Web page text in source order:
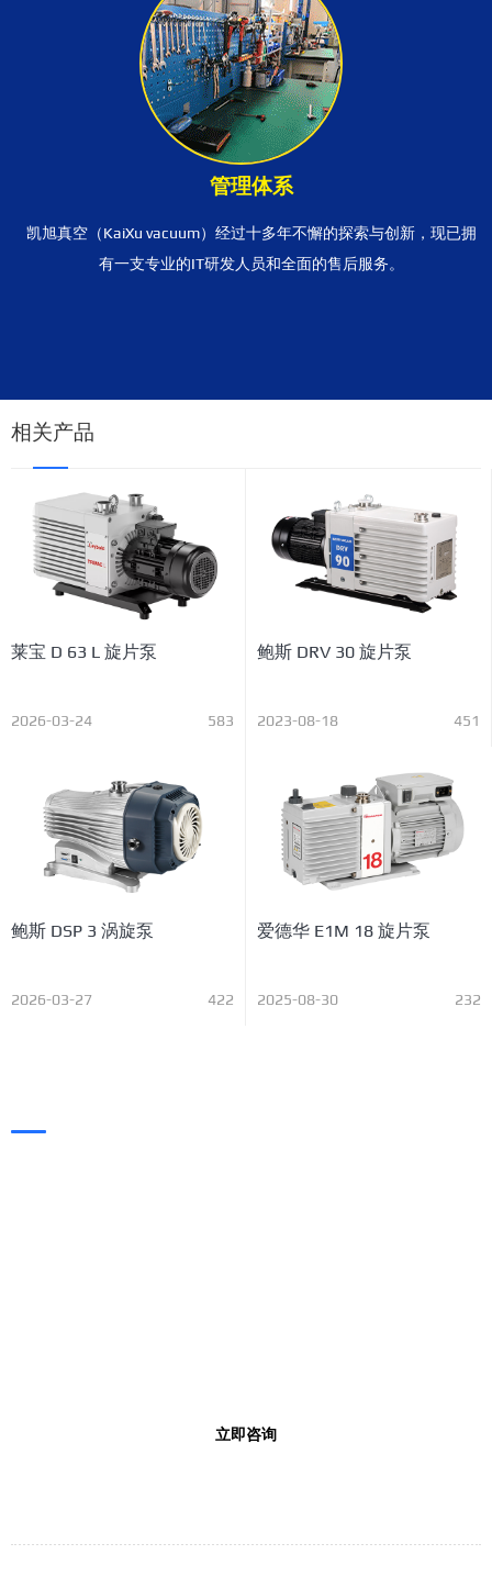
管理体系
凯旭真空（KaiXu vacuum）经过十多年不懈的探索与创新，现已拥
有一支专业的IT研发人员和全面的售后服务。
相关产品
莱宝 D 63 L 旋片泵
2026-03-24 583
鲍斯 DRV 30 旋片泵
2023-08-18 451
鲍斯 DSP 3 涡旋泵
2026-03-27 422
爱德华 E1M 18 旋片泵
2025-08-30 232
立即咨询